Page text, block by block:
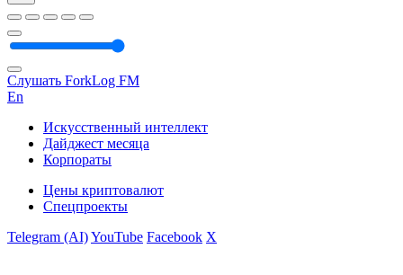
Слушать ForkLog FM
En
Искусственный интеллект
Дайджест месяца
Корпораты
Цены криптовалют
Спецпроекты
Telegram (AI)YouTube Facebook X